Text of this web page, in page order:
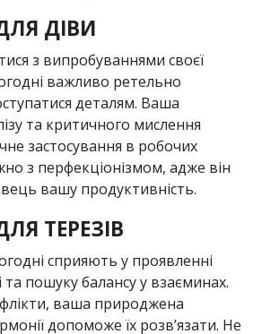
ДІВИ
з випробуваннями своєї
важливо ретельно
деталям. Ваша
та критичного мислення
застосування в робочих
з перфекціонізмом, адже він
вашу продуктивність.
ТЕРЕЗІВ
сприяють у проявленні
пошуку балансу у взаєминах.
ваша природжена
допоможе їх розв’язати. Не